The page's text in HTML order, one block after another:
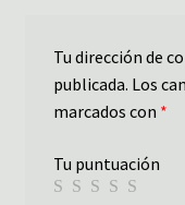
Tu dirección de
publicada. Los
marcados con *
Tu puntuación